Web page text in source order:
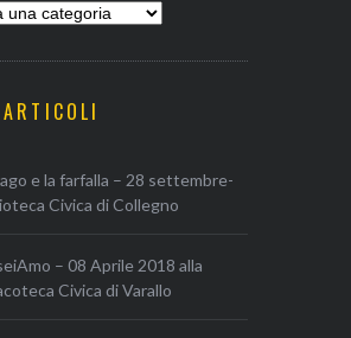
e la farfalla – 28 settembre-
Civica di Collegno
– 08 Aprile 2018 alla
Civica di Varallo